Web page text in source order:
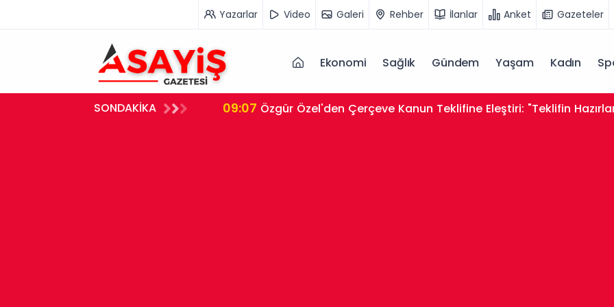
Yazarlar Video Galeri Rehber İlanlar Anket Gazeteler
Ekonomi Sağlık Gündem Yaşam Kadın
SONDAKİKA 09:07 Özgür Özel'den Çerçeve Kanun Teklifine Eleştiri: "Teklifin